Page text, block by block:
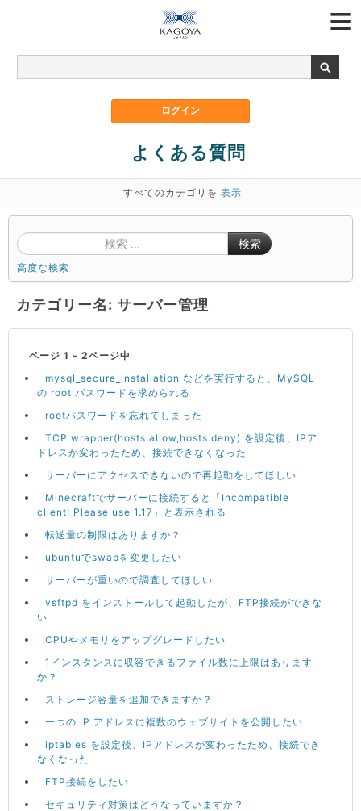
よくある質問
すべてのカテゴリを 表示
検索
高度な検索
カテゴリー名: サーバー管理
ページ 1 - 2ページ中
mysql_secure_installation などを実行すると、MySQL
の root パスワードを求められる
rootパスワードを忘れてしまった
TCP wrapper(hosts.allow,hosts.deny) を設定後、IPア
ドレスが変わったため、接続できなくなった
サーバーにアクセスできないので再起動をしてほしい
Minecraftでサーバーに接続すると「Incompatible
client! Please use 1.17」と表示される
転送量の制限はありますか？
ubuntuでswapを変更したい
サーバーが重いので調査してほしい
vsftpd をインストールして起動したが、FTP接続ができな
い
CPUやメモリをアップグレードしたい
1インスタンスに収容できるファイル数に上限はあります
か？
ストレージ容量を追加できますか？
一つの IP アドレスに複数のウェブサイトを公開したい
iptables を設定後、IPアドレスが変わったため、接続でき
なくなった
FTP接続をしたい
セキュリティ対策はどうなっていますか？